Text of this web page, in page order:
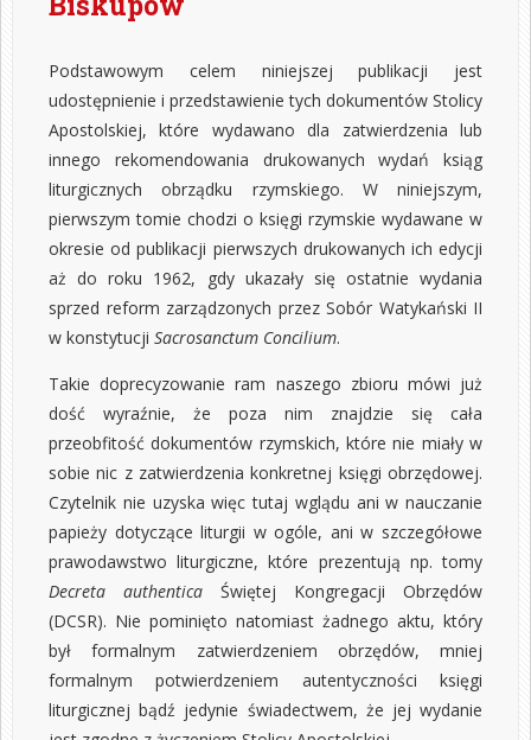
Podstawowym celem niniejszej publikacji jest
udostępnienie i przedstawienie tych dokumentów Stolicy
Apostolskiej, które wydawano dla zatwierdzenia lub
innego rekomendowania drukowanych wydań ksiąg
liturgicznych obrządku rzymskiego. W niniejszym,
pierwszym tomie chodzi o księgi rzymskie wydawane w
okresie od publikacji pierwszych drukowanych ich edycji
aż do roku 1962, gdy ukazały się ostatnie wydania
sprzed reform zarządzonych przez Sobór Watykański II
w konstytucji Sacrosanctum Concilium.
Takie doprecyzowanie ram naszego zbioru mówi już
dość wyraźnie, że poza nim znajdzie się cała
przeobfitość dokumentów rzymskich, które nie miały w
sobie nic z zatwierdzenia konkretnej księgi obrzędowej.
Czytelnik nie uzyska więc tutaj wglądu ani w nauczanie
papieży dotyczące liturgii w ogóle, ani w szczegółowe
prawodawstwo liturgiczne, które prezentują np. tomy
Decreta authentica Świętej Kongregacji Obrzędów
(DCSR). Nie pominięto natomiast żadnego aktu, który
był formalnym zatwierdzeniem obrzędów, mniej
formalnym potwierdzeniem autentyczności księgi
liturgicznej bądź jedynie świadectwem, że jej wydanie